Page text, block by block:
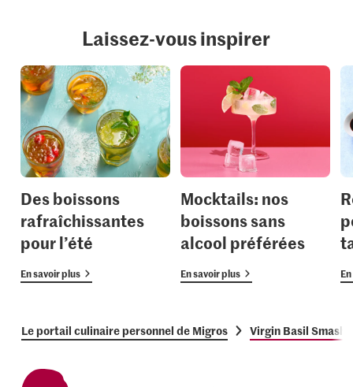
Laissez-vous inspirer
Des boissons
rafraîchissantes
pour l’été
En savoir plus
Mocktails: nos
boissons sans
alcool préférées
En savoir plus
Le portail culinaire personnel de Migros Virgin Basil Smash